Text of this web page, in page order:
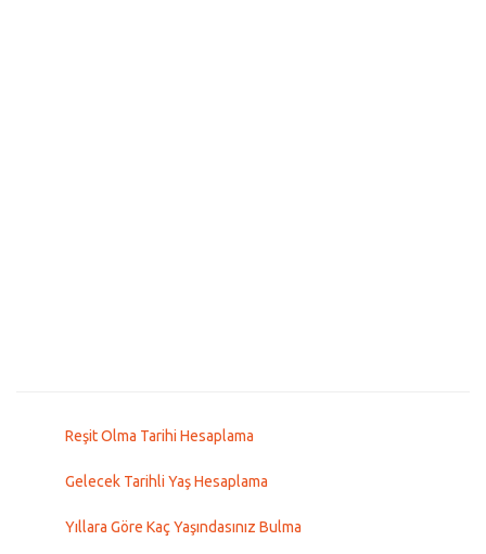
Reşit Olma Tarihi Hesaplama
Gelecek Tarihli Yaş Hesaplama
Yıllara Göre Kaç Yaşındasınız Bulma